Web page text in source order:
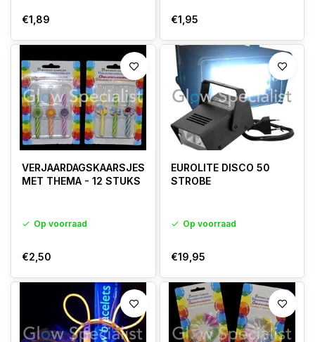
€1,89 €1,95
VERJAARDAGSKAARSJES
MET THEMA - 12 STUKS
Op voorraad
€2,50
EUROLITE DISCO 50
STROBE
Op voorraad
€19,95